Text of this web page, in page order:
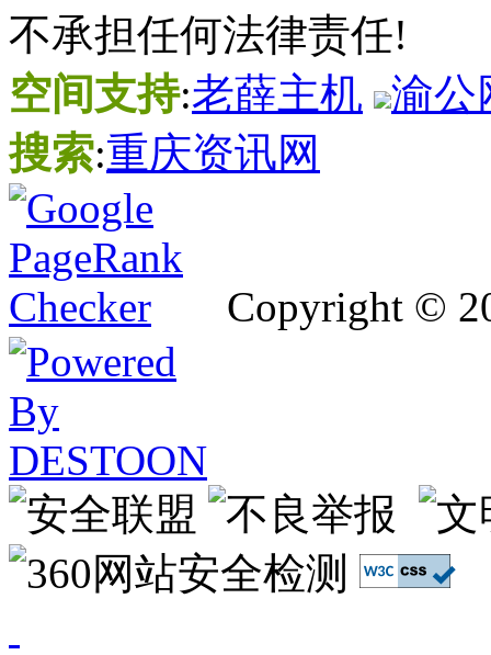
不承担任何法律责任!
空间支持:老薛主机
渝公
搜索:重庆资讯网
Copyright ©